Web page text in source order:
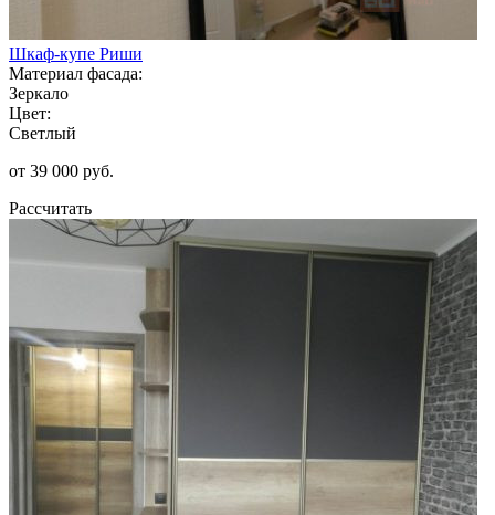
Шкаф-купе Риши
Материал фасада:
Зеркало
Цвет:
Светлый
от 39 000 руб.
Рассчитать